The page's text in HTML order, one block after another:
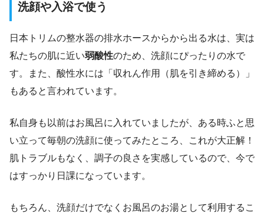
洗顔や入浴で使う
日本トリムの整水器の排水ホースからから出る水は、実は
私たちの肌に近い弱酸性のため、洗顔にぴったりの水で
す。また、酸性水には「収れん作用（肌を引き締める）」
もあると言われています。
私自身も以前はお風呂に入れていましたが、ある時ふと思
い立って毎朝の洗顔に使ってみたところ、これが大正解！
肌トラブルもなく、調子の良さを実感しているので、今で
はすっかり日課になっています。
もちろん、洗顔だけでなくお風呂のお湯として利用するこ